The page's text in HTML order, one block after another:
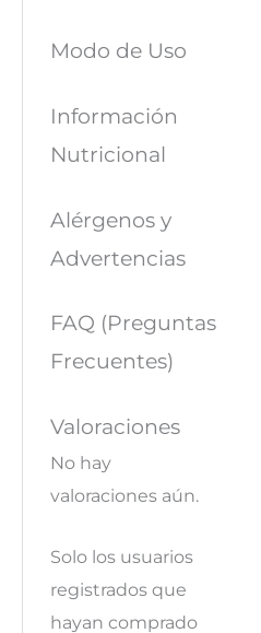
Modo de Uso
Información
Nutricional
Alérgenos y
Advertencias
FAQ (Preguntas
Frecuentes)
Valoraciones
No hay
valoraciones aún.
Solo los usuarios
registrados que
hayan comprado